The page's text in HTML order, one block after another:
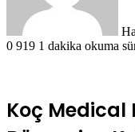
0 919 1 dakika okuma
Koç Medical